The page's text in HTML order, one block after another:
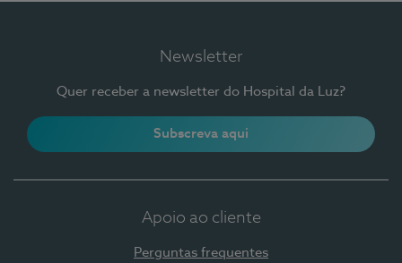
Newsletter
Quer receber a newsletter do Hospital da Luz?
Subscreva aqui
Apoio ao cliente
Perguntas frequentes